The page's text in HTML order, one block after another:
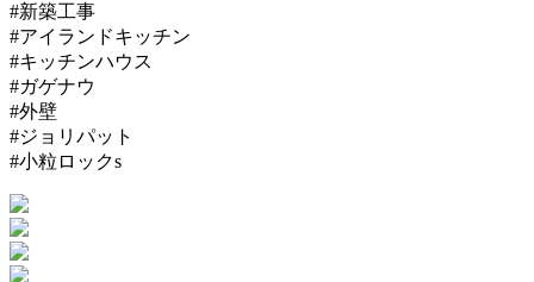
#新築工事
#アイランドキッチン
#キッチンハウス
#ガゲナウ
#外壁
#ジョリパット
#小粒ロックs